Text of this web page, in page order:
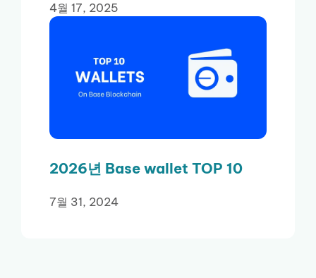
4월 17, 2025
2026년 Base wallet TOP 10
7월 31, 2024